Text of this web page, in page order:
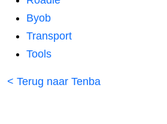
Byob
Transport
Tools
< Terug naar Tenba